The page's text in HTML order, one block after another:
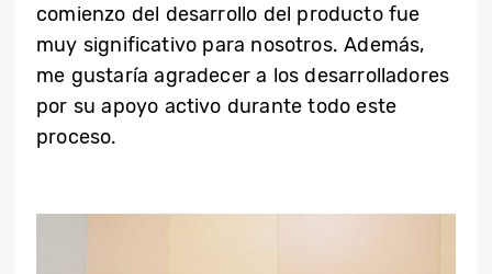
comienzo del desarrollo del producto fue
muy significativo para nosotros. Además,
me gustaría agradecer a los desarrolladores
por su apoyo activo durante todo este
proceso.